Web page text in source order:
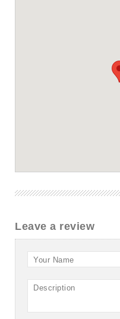
Leave a review
Your Name
Description